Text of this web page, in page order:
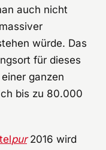
auch nicht
würde. Das
für dieses
ganzen
bis zu 80.000
pur2016 wird